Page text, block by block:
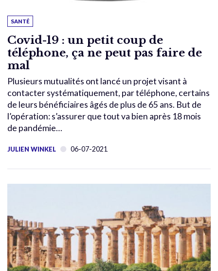
SANTÉ
Covid-19 : un petit coup de
téléphone, ça ne peut pas faire de
mal
Plusieurs mutualités ont lancé un projet visant à
contacter systématiquement, par téléphone, certains
de leurs bénéficiaires âgés de plus de 65 ans. But de
l’opération: s’assurer que tout va bien après 18 mois
de pandémie…
JULIEN WINKEL 06-07-2021